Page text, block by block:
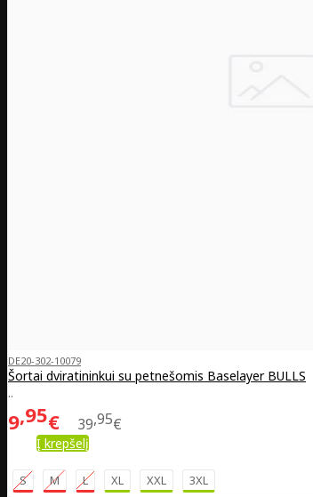
DE20-302-10079
Šortai dviratininkui su petnešomis Baselayer BULLS
..
9 95€ 39 95€
Į krepšelį
S M L XL XXL 3XL